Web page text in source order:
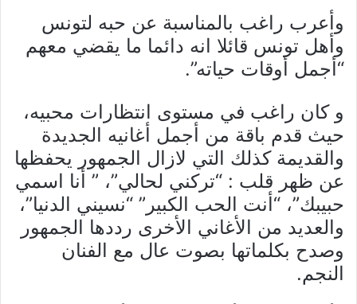
وأعرب راغب بالمناسبة عن حبه لتونس
وأهل تونس قائلا انه دائما ما يقضي معهم
“أجمل أوقات حياته”.
و كان راغب في مستوى انتظارات محبيه،
حيث قدم باقة من أجمل أغانيه الجديدة
والقديمة كذلك التي لازال الجمهور يحفظها
عن ظهر قلب : “تركني لحالي”، ” أنا اسمي
حبيبك”، “أنت الحب الكبير” “نسيني الدنيا”،
والعديد من الأغاني الأخرى رددها الجمهور
وصدح بكلماتها بصوت عال مع الفنان
النجم.